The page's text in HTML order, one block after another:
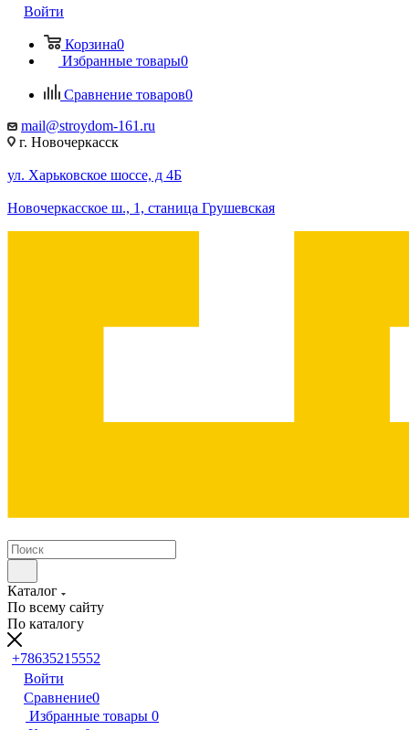
Войти
Корзина0
Избранные товары0
Сравнение товаров0
mail@stroydom-161.ru
г. Новочеркасск
ул. Харьковское шоссе, д 4Б
Новочеркасское ш., 1, станица Грушевская
Каталог
По всему сайту
По каталогу
+78635215552
Войти
Сравнение0
Избранные товары 0